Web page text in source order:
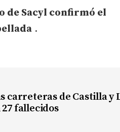
de Sacyl confirmó el
.
carreteras de Castilla y
27 fallecidos